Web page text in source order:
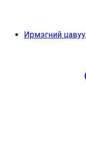
Ирмэгний цавуу